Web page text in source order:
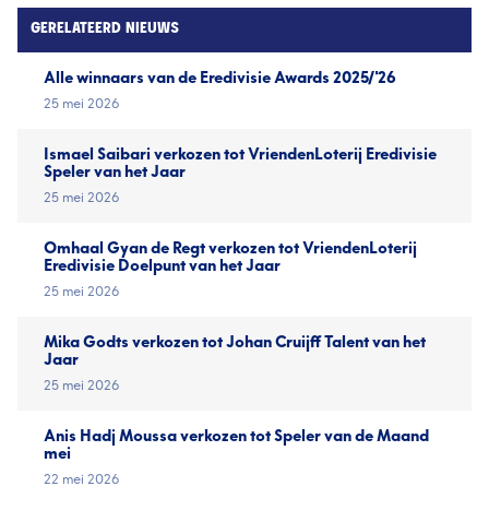
GERELATEERD NIEUWS
Alle winnaars van de Eredivisie Awards 2025/'26
25 mei 2026
Ismael Saibari verkozen tot VriendenLoterij Eredivisie
Speler van het Jaar
25 mei 2026
Omhaal Gyan de Regt verkozen tot VriendenLoterij
Eredivisie Doelpunt van het Jaar
25 mei 2026
Mika Godts verkozen tot Johan Cruijff Talent van het
Jaar
25 mei 2026
Anis Hadj Moussa verkozen tot Speler van de Maand
mei
22 mei 2026